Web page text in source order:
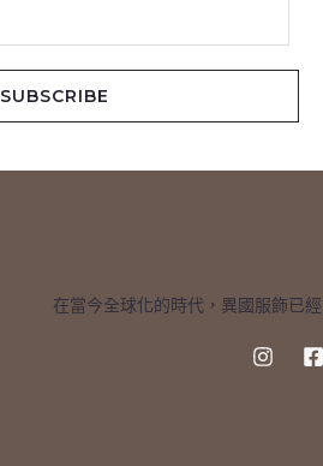
SUBSCRIBE
在當今全球化的時代，異國服飾已